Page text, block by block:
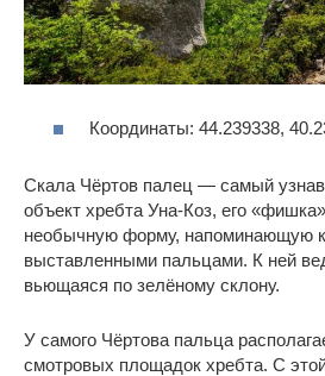
Координаты: 44.239338,
Скала Чёртов палец — самый
объект хребта Уна-Коз, его
необычную форму, напоминающую
выставленными пальцами. К ней
вьющаяся по зелёному склону.
У самого Чёртова пальца
смотровых площадок хребта. С